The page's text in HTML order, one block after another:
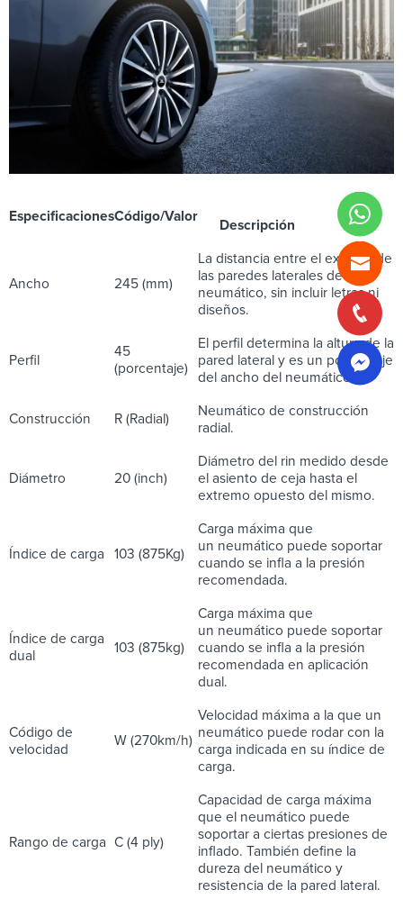
EspecificacionesCódigo/Valor
Descripción
Ancho 245 (mm)
La distancia entre el exterior de
las paredes laterales de un
neumático, sin incluir letras ni
diseños.
Perfil
45
(porcentaje)
El perfil determina la altura de la
pared lateral y es un porcentaje
del ancho del neumático.
Construcción R (Radial)
Neumático de construcción
radial.
Diámetro 20 (inch)
Diámetro del rin medido desde
el asiento de ceja hasta el
extremo opuesto del mismo.
Índice de carga 103 (875Kg)
Carga máxima que
un neumático puede soportar
cuando se infla a la presión
recomendada.
Índice de carga
dual
103 (875kg)
Carga máxima que
un neumático puede soportar
cuando se infla a la presión
recomendada en aplicación
dual.
Código de
velocidad
W (270km/h)
Velocidad máxima a la que un
neumático puede rodar con la
carga indicada en su índice de
carga.
Rango de carga C (4 ply)
Capacidad de carga máxima
que el neumático puede
soportar a ciertas presiones de
inflado. También define la
dureza del neumático y
resistencia de la pared lateral.